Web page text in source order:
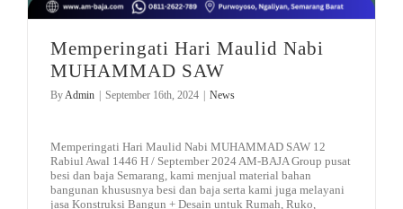
Memperingati Hari Maulid Nabi
MUHAMMAD SAW
ByAdmin September 16th, 2024 News
Memperingati Hari Maulid Nabi MUHAMMAD SAW 12
Rabiul Awal 1446 H / September 2024 AM-BAJA Group pusat
besi dan baja Semarang, kami menjual material bahan
bangunan khususnya besi dan baja serta kami juga melayani
jasa Konstruksi Bangun + Desain untuk Rumah, Ruko,